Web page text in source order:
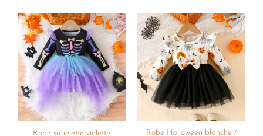
Ajouter
à la
liste de
souhaits
Robe squelette violette
Ajouter
à la
liste de
souhaits
Robe Halloween blanche /